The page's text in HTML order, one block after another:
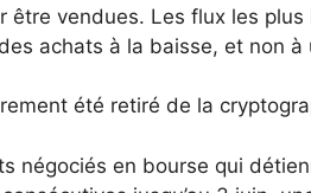
être vendues. Les flux les
achats à la baisse, et non à
été retiré de la
négociés en bourse qui